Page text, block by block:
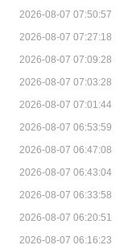
2026-08-07 07:50:57
2026-08-07 07:27:18
2026-08-07 07:09:28
2026-08-07 07:03:28
2026-08-07 07:01:44
2026-08-07 06:53:59
2026-08-07 06:47:08
2026-08-07 06:43:04
2026-08-07 06:33:58
2026-08-07 06:20:51
2026-08-07 06:16:23